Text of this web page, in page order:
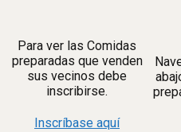
Para ver las Comidas
preparadas que venden
sus vecinos debe
inscribirse.
Inscríbase aquí